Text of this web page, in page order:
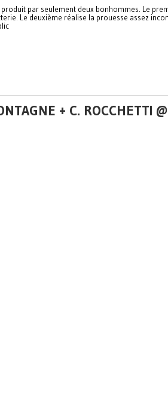
par seulement deux bonhommes. Le
Le deuxième réalise la prouesse assez
+ C. ROCCHETTI